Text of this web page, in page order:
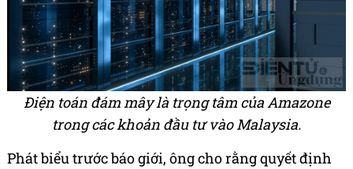
Điện toán đám mây là trọng tâm của Amazone
trong các khoản đầu tư vào Malaysia.
Phát biểu trước báo giới, ông cho rằng quyết định